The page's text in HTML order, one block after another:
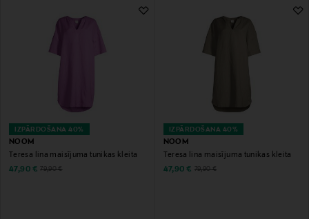
IZPĀRDOŠANA 40%
NOOM
Teresa lina maisījuma tunikas kleita
Discounted Price
47,90 € Original Price
79,90 €
IZPĀRDOŠANA 40%
NOOM
Teresa lina maisījuma tunikas kleita
Discounted Price
47,90 € Original Price
79,90 €